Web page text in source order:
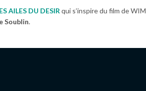
AILES DU DESIR qui s’inspire du film de WIM
Soublin.